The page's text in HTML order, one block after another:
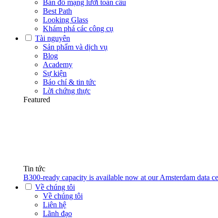
Bản đồ mạng lưới toàn cầu
Best Path
Looking Glass
Khám phá các công cụ
Tài nguyên
Sản phẩm và dịch vụ
Blog
Academy
Sự kiện
Báo chí & tin tức
Lời chứng thực
Featured
Tin tức
B300-ready capacity is available now at our Amsterdam data
Về chúng tôi
Về chúng tôi
Liên hệ
Lãnh đạo